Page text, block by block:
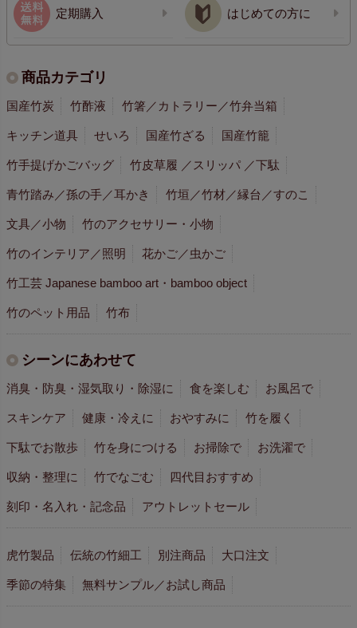
定期購入 はじめての方に
商品カテゴリ
国産竹炭 竹酢液 竹箸／カトラリー／竹弁当箱
キッチン道具 せいろ 国産竹ざる 国産竹籠
竹手提げかごバッグ 竹皮草履 ／スリッパ ／下駄
青竹踏み／孫の手／耳かき 竹垣／竹材／縁台／すのこ
文具／小物 竹のアクセサリー・小物
竹のインテリア／照明 花かご／虫かご
竹工芸 Japanese bamboo art・bamboo object
竹のペット用品 竹布
シーンにあわせて
消臭・防臭・湿気取り・除湿に 食を楽しむ お風呂で
スキンケア 健康・冷えに おやすみに 竹を履く
下駄でお散歩 竹を身につける お掃除で お洗濯で
収納・整理に 竹でなごむ 四代目おすすめ
刻印・名入れ・記念品 アウトレットセール
虎竹製品 伝統の竹細工 別注商品 大口注文
季節の特集 無料サンプル／お試し商品